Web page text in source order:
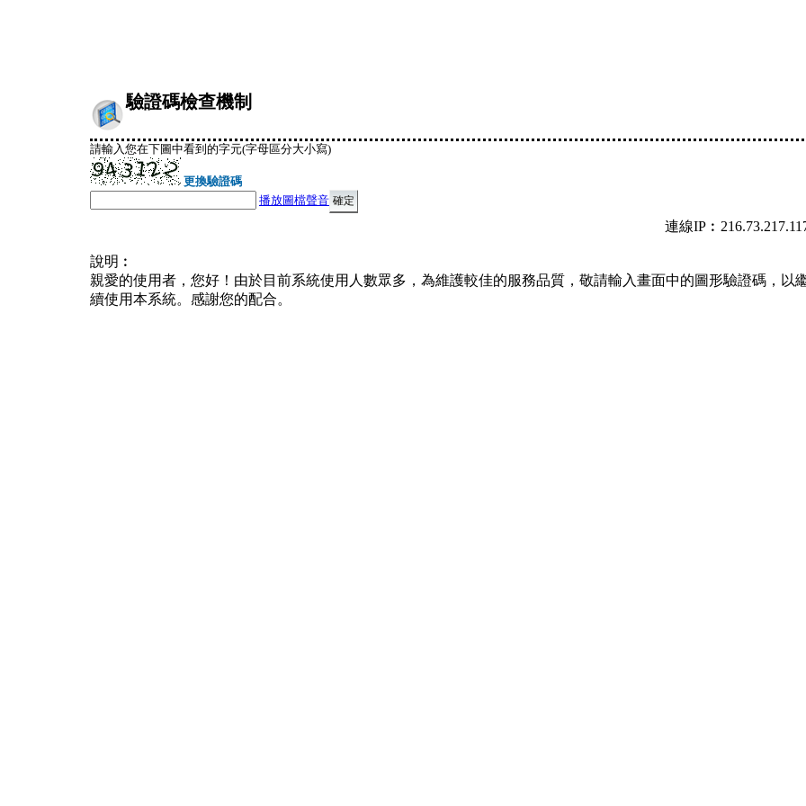
驗證碼檢查機制
請輸入您在下圖中看到的字元(字母區分大小寫)
更換驗證碼
播放圖檔聲音
連線
說明︰
親愛的使用者，您好！由於目前系統使用人數眾多，為維護較佳的服務品質，敬請輸入畫面中的圖形驗證碼，以
續使用本系統。感謝您的配合。